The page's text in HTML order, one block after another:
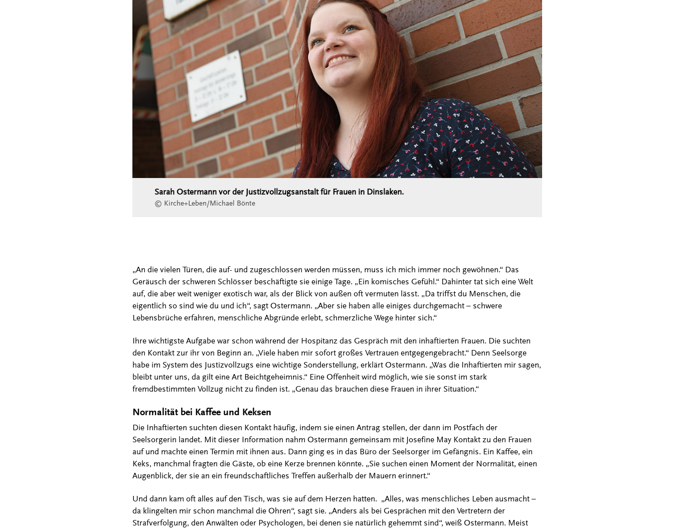
Sarah Ostermann vor der Justizvollzugsanstalt für Frauen in Dinslaken.
© Kirche+Leben/Michael Bönte
„An die vielen Türen, die auf- und zugeschlossen werden müssen, muss ich mich immer noch gewöhnen.“ Das
Geräusch der schweren Schlösser beschäftigte sie einige Tage. „Ein komisches Gefühl.“ Dahinter tat sich eine Welt
auf, die aber weit weniger exotisch war, als der Blick von außen oft vermuten lässt. „Da triffst du Menschen, die
eigentlich so sind wie du und ich“, sagt Ostermann. „Aber sie haben alle einiges durchgemacht – schwere
Lebensbrüche erfahren, menschliche Abgründe erlebt, schmerzliche Wege hinter sich.“
Ihre wichtigste Aufgabe war schon während der Hospitanz das Gespräch mit den inhaftierten Frauen. Die suchten
den Kontakt zur ihr von Beginn an. „Viele haben mir sofort großes Vertrauen entgegengebracht.“ Denn Seelsorge
habe im System des Justizvollzugs eine wichtige Sonderstellung, erklärt Ostermann. „Was die Inhaftierten mir sagen,
bleibt unter uns, da gilt eine Art Beichtgeheimnis.“ Eine Offenheit wird möglich, wie sie sonst im stark
fremdbestimmten Vollzug nicht zu finden ist. „Genau das brauchen diese Frauen in ihrer Situation.“
Normalität bei Kaffee und Keksen
Die Inhaftierten suchten diesen Kontakt häufig, indem sie einen Antrag stellen, der dann im Postfach der
Seelsorgerin landet. Mit dieser Information nahm Ostermann gemeinsam mit Josefine May Kontakt zu den Frauen
auf und machte einen Termin mit ihnen aus. Dann ging es in das Büro der Seelsorger im Gefängnis. Ein Kaffee, ein
Keks, manchmal fragten die Gäste, ob eine Kerze brennen könnte. „Sie suchen einen Moment der Normalität, einen
Augenblick, der sie an ein freundschaftliches Treffen außerhalb der Mauern erinnert.“
Und dann kam oft alles auf den Tisch, was sie auf dem Herzen hatten. „Alles, was menschliches Leben ausmacht –
da klingelten mir schon manchmal die Ohren“, sagt sie. „Anders als bei Gesprächen mit den Vertretern der
Strafverfolgung, den Anwälten oder Psychologen, bei denen sie natürlich gehemmt sind“, weiß Ostermann. Meist